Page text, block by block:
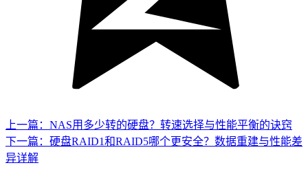
上一篇：NAS用多少转的硬盘？转速选择与性能平衡的诀窍
下一篇：硬盘RAID1和RAID5哪个更安全？数据重建与性能差
异详解